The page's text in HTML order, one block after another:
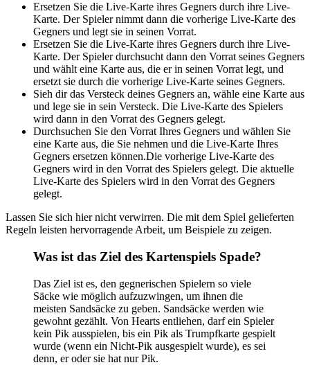
Ersetzen Sie die Live-Karte ihres Gegners durch ihre Live-
Karte. Der Spieler nimmt dann die vorherige Live-Karte des
Gegners und legt sie in seinen Vorrat.
Ersetzen Sie die Live-Karte ihres Gegners durch ihre Live-
Karte. Der Spieler durchsucht dann den Vorrat seines Gegners
und wählt eine Karte aus, die er in seinen Vorrat legt, und
ersetzt sie durch die vorherige Live-Karte seines Gegners.
Sieh dir das Versteck deines Gegners an, wähle eine Karte aus
und lege sie in sein Versteck. Die Live-Karte des Spielers
wird dann in den Vorrat des Gegners gelegt.
Durchsuchen Sie den Vorrat Ihres Gegners und wählen Sie
eine Karte aus, die Sie nehmen und die Live-Karte Ihres
Gegners ersetzen können.Die vorherige Live-Karte des
Gegners wird in den Vorrat des Spielers gelegt. Die aktuelle
Live-Karte des Spielers wird in den Vorrat des Gegners
gelegt.
Lassen Sie sich hier nicht verwirren. Die mit dem Spiel gelieferten
Regeln leisten hervorragende Arbeit, um Beispiele zu zeigen.
Was ist das Ziel des Kartenspiels Spade?
Das Ziel ist es, den gegnerischen Spielern so viele
Säcke wie möglich aufzuzwingen, um ihnen die
meisten Sandsäcke zu geben. Sandsäcke werden wie
gewohnt gezählt. Von Hearts entliehen, darf ein Spieler
kein Pik ausspielen, bis ein Pik als Trumpfkarte gespielt
wurde (wenn ein Nicht-Pik ausgespielt wurde), es sei
denn, er oder sie hat nur Pik.